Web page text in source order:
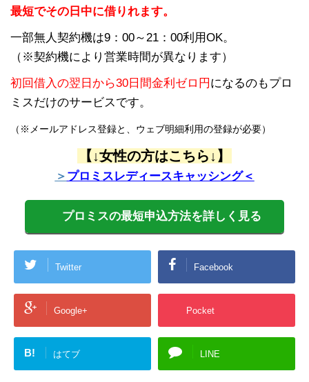
最短でその日中に借りれます。
一部無人契約機は9：00～21：00利用OK。
（※契約機により営業時間が異なります）
初回借入の翌日から30日間金利ゼロ円 になるのもプロ
ミスだけのサービスです。
（※メールアドレス登録と、ウェブ明細利用の登録が必要）
【↓女性の方はこちら↓】
＞ プロミスレディースキャッシング＜
プロミスの最短申込方法を詳しく見る
Twitter Facebook
Google+ Pocket
B! はてブ LINE